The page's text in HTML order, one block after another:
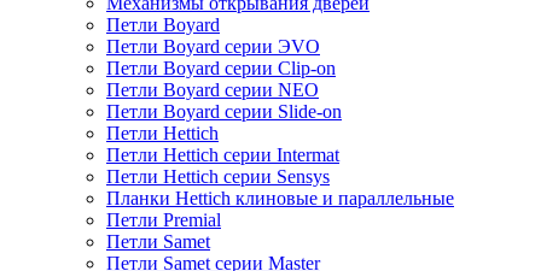
Петли Boyard
Петли Boyard серии ЭVO
Петли Boyard серии Clip-on
Петли Boyard серии NEO
Петли Boyard серии Slide-on
Петли Hettich
Петли Hettich серии Intermat
Петли Hettich серии Sensys
Планки Hettich клиновые и параллельные
Петли Premial
Петли Samet
Петли Samet серии Master